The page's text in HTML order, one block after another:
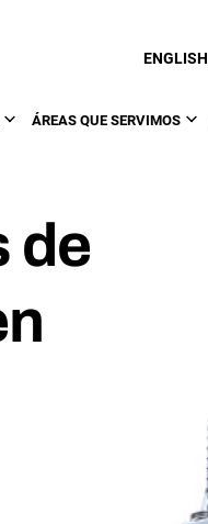
ENGLISH
ÁREAS QUE SERVIMOS
de